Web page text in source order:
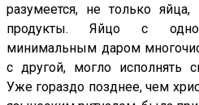
разумеется, не только
продукты. Яйцо с
минимальным даром
с другой, могло исполнять
Уже гораздо позднее, чем